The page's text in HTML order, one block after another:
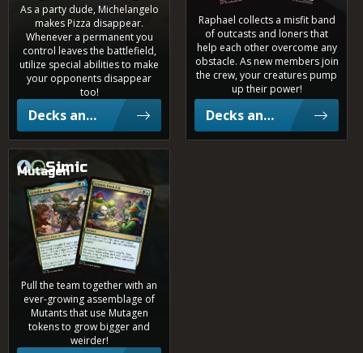
Niedriges Partie-Aufkommen
Rang
Jund 1,0%
Bant 0,9%
Grixis
Naya
4-Farben
As a party dude, Michelangelo
makes Pizza disappear.
Whenever a permanent you
control leaves the battlefield,
utilize special abilities to make
your opponents disappear
too!
Decks anzeigen
Raphael collects a misfit band
of outcasts and loners that
help each other overcome any
obstacle. As new members join
the crew, your creatures pump
up their power!
Decks anzeigen
Simic
Mutagen
Dschingis Frosch Lebensweisheiten
Pull the team together with an
ever-growing assemblage of
Mutants that use Mutagen
tokens to grow bigger and
weirder!